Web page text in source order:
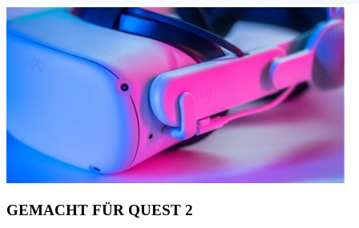
GEMACHT FÜR QUEST 2